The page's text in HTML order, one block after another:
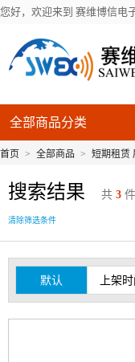
您好，欢迎来到 赛维博信电
全部商品分类
首页 > 全部商品 > 短期租赁
搜索结果 共 3
清除筛选条件
默认 上架时